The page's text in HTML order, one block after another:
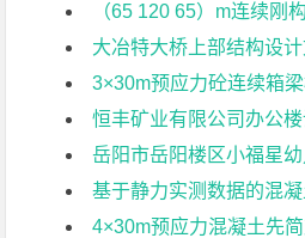
（65 120 65）m连续刚构
大冶特大桥上部结构设
3×30m预应力砼连续箱
恒丰矿业有限公司办公
岳阳市岳阳楼区小福星幼
基于静力实测数据的混
4×30m预应力混凝土先简支后结构连